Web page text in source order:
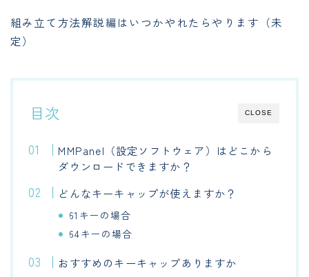
組み立て方法解説編はいつかやれたらやります（未
定）
CLOSE
目次
MMPanel（設定ソフトウェア）はどこから
ダウンロードできますか？
どんなキーキャップが使えますか？
61キーの場合
64キーの場合
おすすめのキーキャップありますか